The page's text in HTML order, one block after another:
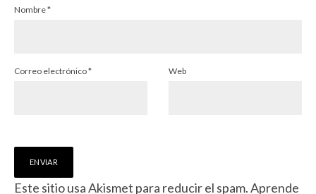
Nombre*
Correo electrónico* Web
Este sitio usa Akismet para reducir el spam.Aprende